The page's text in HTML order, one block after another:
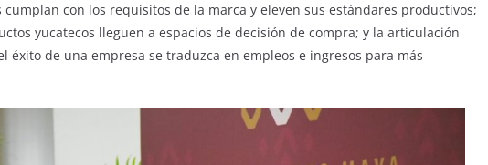
con los requisitos de la marca y eleven sus estándares productivos;
yucatecos lleguen a espacios de decisión de compra; y la articulación
éxito de una empresa se traduzca en empleos e ingresos para más